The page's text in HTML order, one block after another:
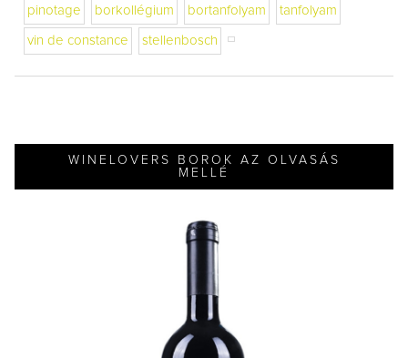
pinotage borkollégium bortanfolyam tanfolyam
vin de constance stellenbosch
WINELOVERS BOROK AZ OLVASÁS
MELLÉ